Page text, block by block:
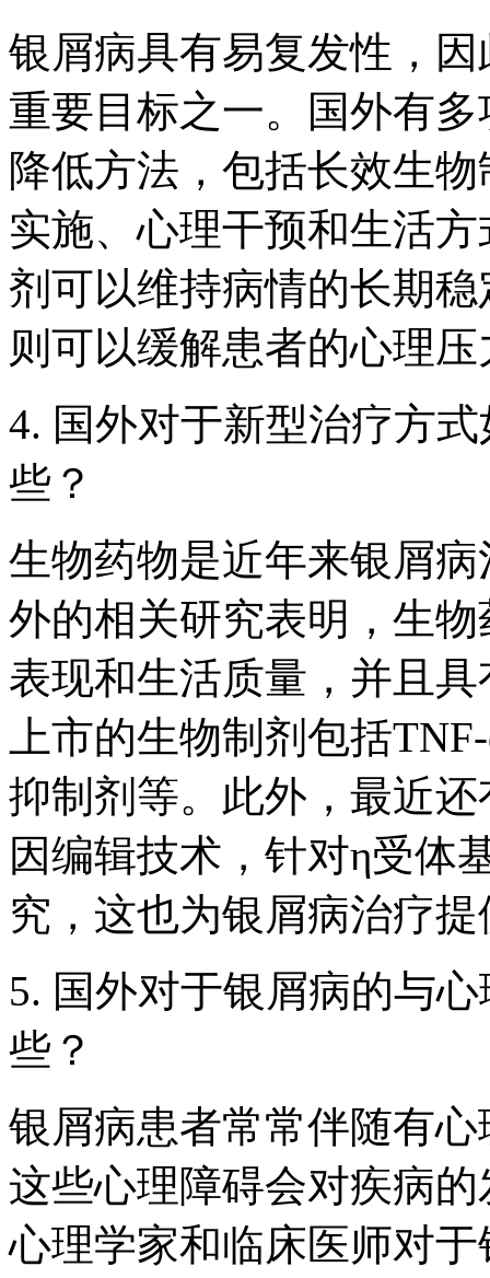
银屑病具有易复发性，
重要目标之一。国外有
降低方法，包括长效生
实施、心理干预和生活
剂可以维持病情的长期
则可以缓解患者的心理
4. 国外对于新型治疗方
些？
生物药物是近年来银屑
外的相关研究表明，生
表现和生活质量，并且
上市的生物制剂包括
抑制剂等。此外，最近还
因编辑技术，针对η受体
究，这也为银屑病治疗
5. 国外对于银屑病的与
些？
银屑病患者常常伴随有
这些心理障碍会对疾病
心理学家和临床医师对